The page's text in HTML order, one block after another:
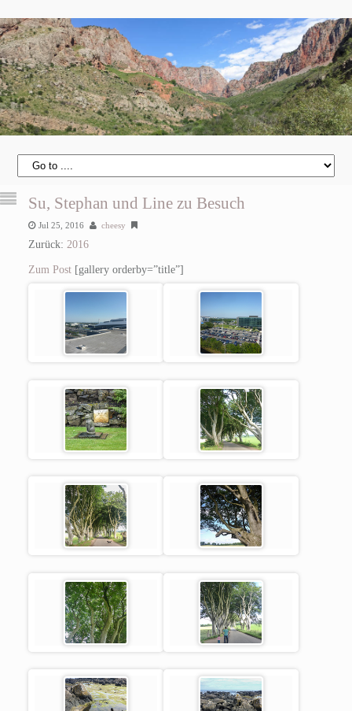
Su, Stephan und Line zu Besuch
Jul 25, 2016 cheesy
Zurück: 2016
Zum Post[gallery orderby=”title”]